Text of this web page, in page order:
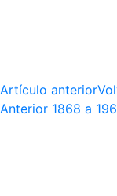
Artículo anterior
Anterior 1868 a